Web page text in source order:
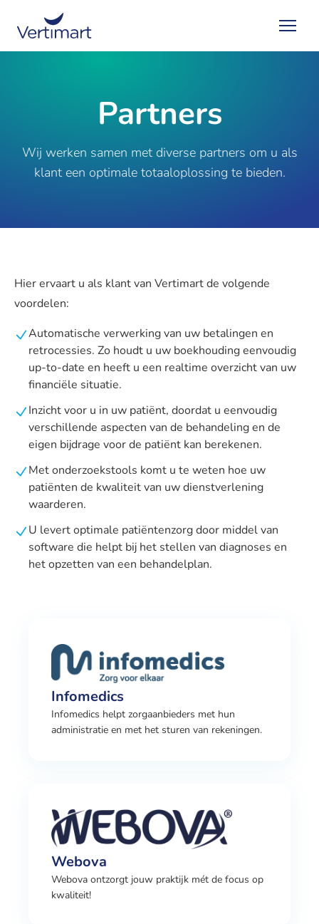
Partners
Wij werken samen met diverse partners om u als
klant een optimale totaaloplossing te bieden.
Hier ervaart u als klant van Vertimart de volgende
voordelen:
Automatische verwerking van uw betalingen en
retrocessies. Zo houdt u uw boekhouding eenvoudig
up-to-date en heeft u een realtime overzicht van uw
financiële situatie.
Inzicht voor u in uw patiënt, doordat u eenvoudig
verschillende aspecten van de behandeling en de
eigen bijdrage voor de patiënt kan berekenen.
Met onderzoekstools komt u te weten hoe uw
patiënten de kwaliteit van uw dienstverlening
waarderen.
U levert optimale patiëntenzorg door middel van
software die helpt bij het stellen van diagnoses en
het opzetten van een behandelplan.
Infomedics
Infomedics helpt zorgaanbieders met hun
administratie en met het sturen van rekeningen.
Webova
Webova ontzorgt jouw praktijk mét de focus op
kwaliteit!